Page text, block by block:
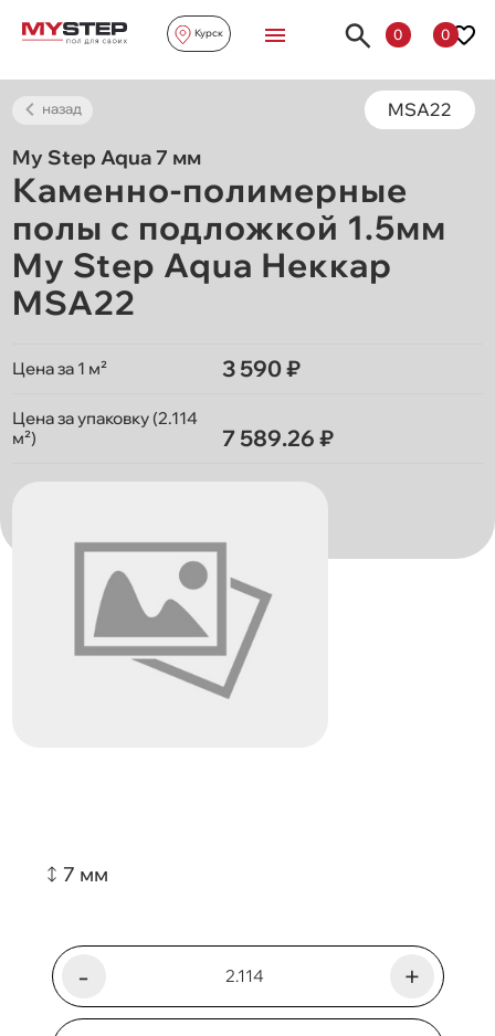
Курск 0 0
назад MSA22
My Step Aqua 7 мм
Каменно-полимерные
полы с подложкой 1.5мм
My Step Aqua Неккар
MSA22
Цена за 1 м² 3 590 ₽
Цена за упаковку (2.114
м²)
7 589.26 ₽
- +
7 мм